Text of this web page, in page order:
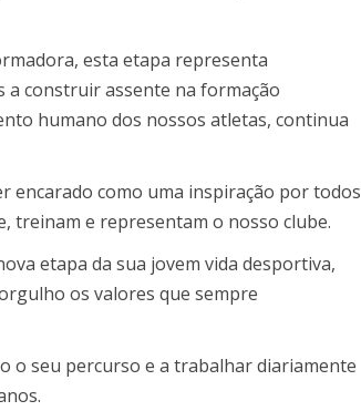
esta etapa representa
a construir assente na formação
humano dos nossos atletas, continua
encarado como uma inspiração por todos
treinam e representam o nosso clube.
etapa da sua jovem vida desportiva,
os valores que sempre
o seu percurso e a trabalhar diariamente